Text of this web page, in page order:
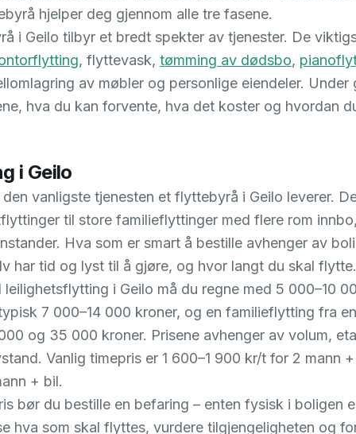
hjelper deg gjennom alle tre fasene.
i Geilo tilbyr et bredt spekter av tjenester. De
, flyttevask, tømming av dødsbo,
av møbler og personlige eiendeler. Under
hva du kan forvente, hva det koster og hvordan
i Geilo
vanligste tjenesten et flyttebyrå i Geilo leverer.
til store familieflyttinger med flere rom
Hva som er smart å bestille avhenger av
har tid og lyst til å gjøre, og hvor langt du skal flytte.
leilighetsflytting i Geilo må du regne med 5 000–10
7 000–14 000 kroner, og en familieflytting fra
og 35 000 kroner. Prisene avhenger av volum,
Vanlig timepris er 1 600–1 900 kr/t for 2 mann
+ bil.
bør du bestille en befaring – enten fysisk i boligen
hva som skal flyttes, vurdere tilgjengeligheten og